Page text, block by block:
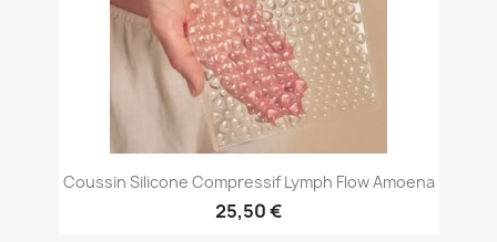
Coussin Silicone Compressif Lymph Flow Amoena
25,50 €